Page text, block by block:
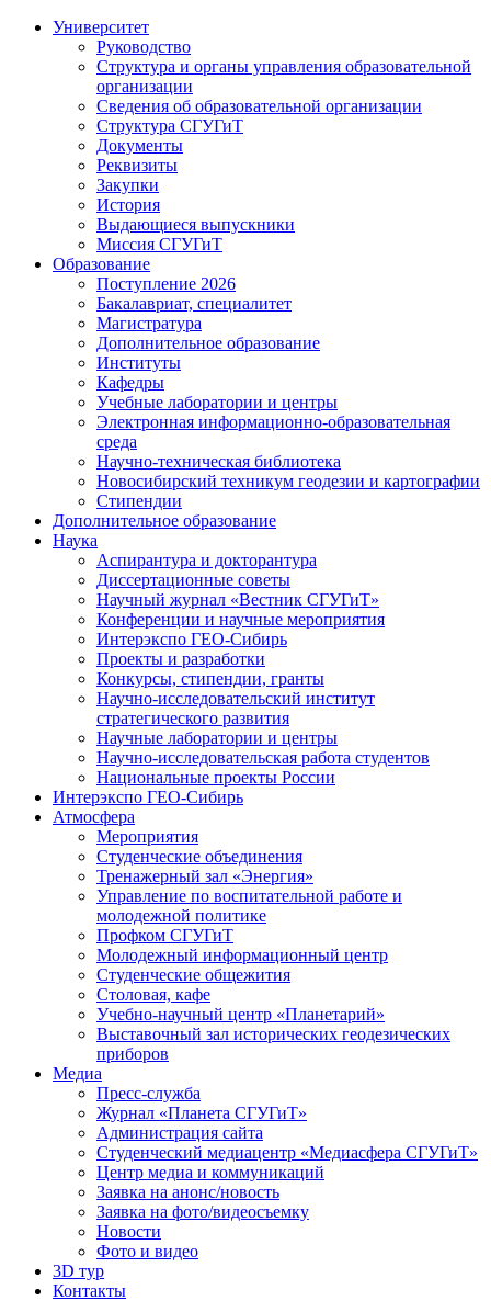
Университет
Руководство
Структура и органы управления образовательной
организации
Сведения об образовательной организации
Структура СГУГиТ
Документы
Реквизиты
Закупки
История
Выдающиеся выпускники
Миссия СГУГиТ
Образование
Поступление 2026
Бакалавриат, специалитет
Магистратура
Дополнительное образование
Институты
Кафедры
Учебные лаборатории и центры
Электронная информационно-образовательная
среда
Научно-техническая библиотека
Новосибирский техникум геодезии и картографии
Стипендии
Дополнительное образование
Наука
Аспирантура и докторантура
Диссертационные советы
Научный журнал «Вестник СГУГиТ»
Конференции и научные мероприятия
Интерэкспо ГЕО-Сибирь
Проекты и разработки
Конкурсы, стипендии, гранты
Научно-исследовательский институт
стратегического развития
Научные лаборатории и центры
Научно-исследовательская работа студентов
Национальные проекты России
Интерэкспо ГЕО-Сибирь
Атмосфера
Мероприятия
Студенческие объединения
Тренажерный зал «Энергия»
Управление по воспитательной работе и
молодежной политике
Профком СГУГиТ
Молодежный информационный центр
Студенческие общежития
Столовая, кафе
Учебно-научный центр «Планетарий»
Выставочный зал исторических геодезических
приборов
Медиа
Пресс-служба
Журнал «Планета СГУГиТ»
Администрация сайта
Студенческий медиацентр «Медиасфера СГУГиТ»
Центр медиа и коммуникаций
Заявка на анонс/новость
Заявка на фото/видеосъемку
Новости
Фото и видео
3D тур
Контакты